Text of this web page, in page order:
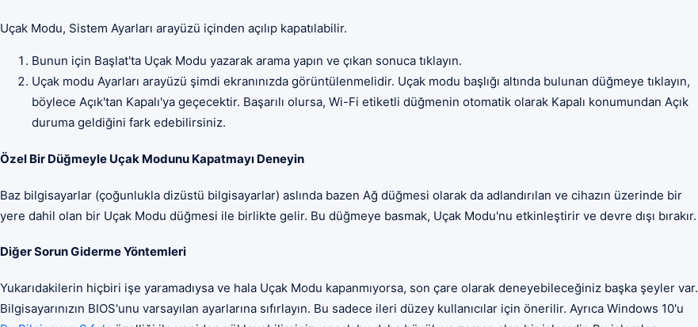
Uçak Modu, Sistem Ayarları arayüzü içinden açılıp kapatılabilir.
Bunun için Başlat'ta Uçak Modu yazarak arama yapın ve çıkan sonuca tıklayın.
Uçak modu Ayarları arayüzü şimdi ekranınızda görüntülenmelidir. Uçak modu başlığı altında bulunan düğmeye tıklayın,
böylece Açık'tan Kapalı'ya geçecektir. Başarılı olursa, Wi-Fi etiketli düğmenin otomatik olarak Kapalı konumundan Açık
duruma geldiğini fark edebilirsiniz.
Özel Bir Düğmeyle Uçak Modunu Kapatmayı Deneyin
Baz bilgisayarlar (çoğunlukla dizüstü bilgisayarlar) aslında bazen Ağ düğmesi olarak da adlandırılan ve cihazın üzerinde bir
yere dahil olan bir Uçak Modu düğmesi ile birlikte gelir. Bu düğmeye basmak, Uçak Modu'nu etkinleştirir ve devre dışı bırakır.
Diğer Sorun Giderme Yöntemleri
Yukarıdakilerin hiçbiri işe yaramadıysa ve hala Uçak Modu kapanmıyorsa, son çare olarak deneyebileceğiniz başka şeyler var.
Bilgisayarınızın BIOS'unu varsayılan ayarlarına sıfırlayın. Bu sadece ileri düzey kullanıcılar için önerilir. Ayrıca Windows 10'u